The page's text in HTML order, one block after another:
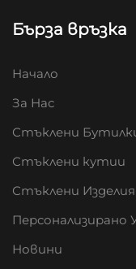
Бърза връзка
Начало
За Нас
Стъклени
Стъклени кутии
Стъклени Изделия
Персонализирано
Новини